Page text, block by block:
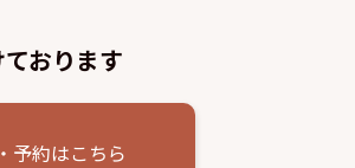
おります
予約はこちら